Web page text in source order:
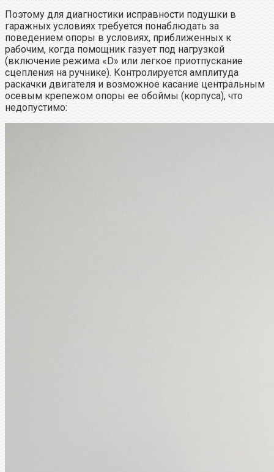
Поэтому для диагностики исправности подушки в
гаражных условиях требуется понаблюдать за
поведением опоры в условиях, приближенных к
рабочим, когда помощник газует под нагрузкой
(включение режима «D» или легкое приотпускание
сцепления на ручнике). Контролируется амплитуда
раскачки двигателя и возможное касание центральным
осевым крепежом опоры ее обоймы (корпуса), что
недопустимо: